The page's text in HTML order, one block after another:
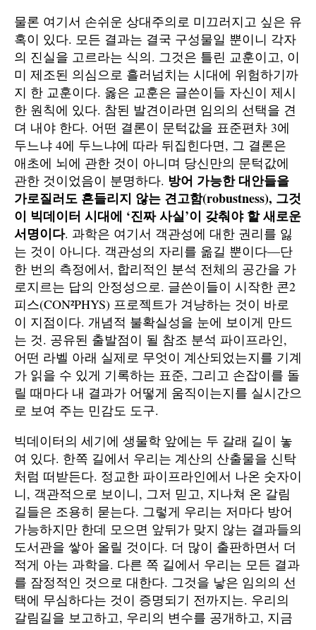
물론 여기서 손쉬운 상대주의로 미끄러지고 싶은 유
혹이 있다. 모든 결과는 결국 구성물일 뿐이니 각자
의 진실을 고르라는 식의. 그것은 틀린 교훈이고, 이
미 제조된 의심으로 흘러넘치는 시대에 위험하기까
지 한 교훈이다. 옳은 교훈은 글쓴이들 자신이 제시
한 원칙에 있다. 참된 발견이라면 임의의 선택을 견
뎌 내야 한다. 어떤 결론이 문턱값을 표준편차 3에
두느냐 4에 두느냐에 따라 뒤집힌다면, 그 결론은
애초에 뇌에 관한 것이 아니며 당신만의 문턱값에
관한 것이었음이 분명하다. 방어 가능한 대안들을
가로질러도 흔들리지 않는 견고함(robustness), 그것
이 빅데이터 시대에 ‘진짜 사실’이 갖춰야 할 새로운
서명이다. 과학은 여기서 객관성에 대한 권리를 잃
는 것이 아니다. 객관성의 자리를 옮길 뿐이다—단
한 번의 측정에서, 합리적인 분석 전체의 공간을 가
로지르는 답의 안정성으로. 글쓴이들이 시작한 콘2
피스(CON²PHYS) 프로젝트가 겨냥하는 것이 바로
이 지점이다. 개념적 불확실성을 눈에 보이게 만드
는 것. 공유된 출발점이 될 참조 분석 파이프라인,
어떤 라벨 아래 실제로 무엇이 계산되었는지를 기계
가 읽을 수 있게 기록하는 표준, 그리고 손잡이를 돌
릴 때마다 내 결과가 어떻게 움직이는지를 실시간으
로 보여 주는 민감도 도구.
빅데이터의 세기에 생물학 앞에는 두 갈래 길이 놓
여 있다. 한쪽 길에서 우리는 계산의 산출물을 신탁
처럼 떠받든다. 정교한 파이프라인에서 나온 숫자이
니, 객관적으로 보이니, 그저 믿고, 지나쳐 온 갈림
길들은 조용히 묻는다. 그렇게 우리는 저마다 방어
가능하지만 한데 모으면 앞뒤가 맞지 않는 결과들의
도서관을 쌓아 올릴 것이다. 더 많이 출판하면서 더
적게 아는 과학을. 다른 쪽 길에서 우리는 모든 결과
를 잠정적인 것으로 대한다. 그것을 낳은 임의의 선
택에 무심하다는 것이 증명되기 전까지는. 우리의
갈림길을 보고하고, 우리의 변수를 공개하고, 지금